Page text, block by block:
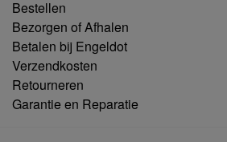
Bestellen
Bezorgen of Afhalen
Betalen bij Engeldot
Verzendkosten
Retourneren
Garantie en Reparatie